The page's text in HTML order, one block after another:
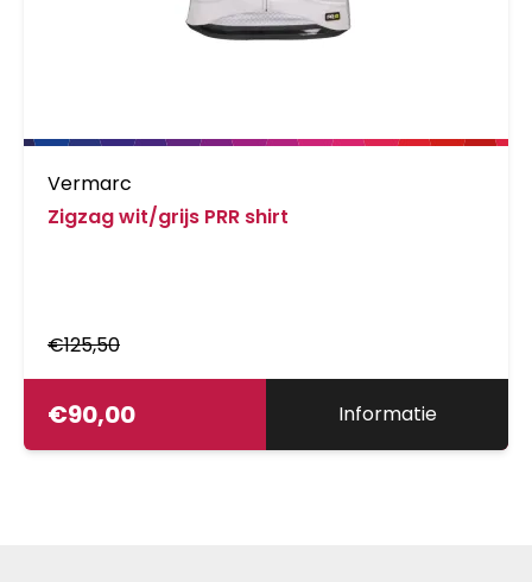
Vermarc
Zigzag wit/grijs PRR shirt
€125,50
€90,00 Informatie